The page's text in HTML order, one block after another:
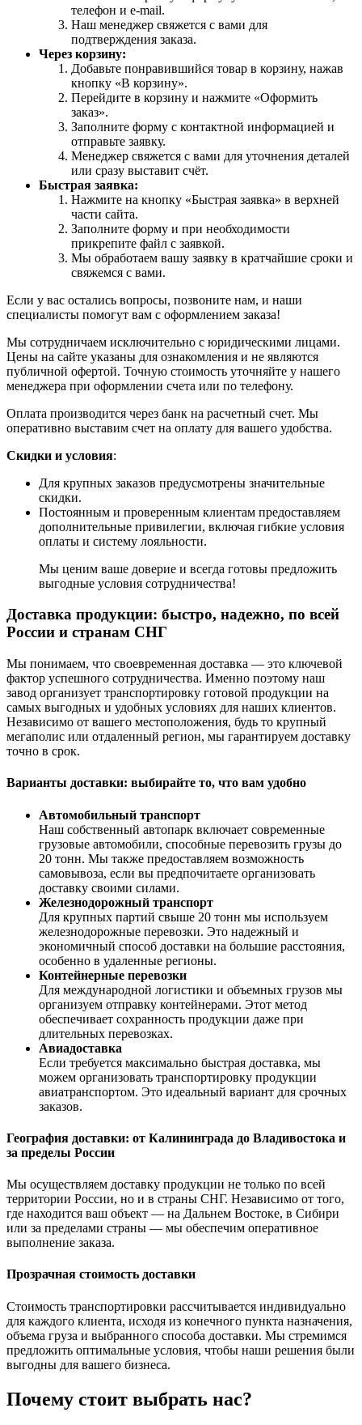
телефон и e-mail.
Наш менеджер свяжется с вами для
подтверждения заказа.
Через корзину:
Добавьте понравившийся товар в корзину, нажав
кнопку «В корзину».
Перейдите в корзину и нажмите «Оформить
заказ».
Заполните форму с контактной информацией и
отправьте заявку.
Менеджер свяжется с вами для уточнения деталей
или сразу выставит счёт.
Быстрая заявка:
Нажмите на кнопку «Быстрая заявка» в верхней
части сайта.
Заполните форму и при необходимости
прикрепите файл с заявкой.
Мы обработаем вашу заявку в кратчайшие сроки и
свяжемся с вами.
Если у вас остались вопросы, позвоните нам, и наши
специалисты помогут вам с оформлением заказа!
Мы сотрудничаем исключительно с юридическими лицами.
Цены на сайте указаны для ознакомления и не являются
публичной офертой. Точную стоимость уточняйте у нашего
менеджера при оформлении счета или по телефону.
Оплата производится через банк на расчетный счет. Мы
оперативно выставим счет на оплату для вашего удобства.
Скидки и условия:
Для крупных заказов предусмотрены значительные
скидки.
Постоянным и проверенным клиентам предоставляем
дополнительные привилегии, включая гибкие условия
оплаты и систему лояльности.
Мы ценим ваше доверие и всегда готовы предложить
выгодные условия сотрудничества!
Доставка продукции: быстро, надежно, по всей
России и странам СНГ
Мы понимаем, что своевременная доставка — это ключевой
фактор успешного сотрудничества. Именно поэтому наш
завод организует транспортировку готовой продукции на
самых выгодных и удобных условиях для наших клиентов.
Независимо от вашего местоположения, будь то крупный
мегаполис или отдаленный регион, мы гарантируем доставку
точно в срок.
Варианты доставки: выбирайте то, что вам удобно
Автомобильный транспорт
Наш собственный автопарк включает современные
грузовые автомобили, способные перевозить грузы до
20 тонн. Мы также предоставляем возможность
самовывоза, если вы предпочитаете организовать
доставку своими силами.
Железнодорожный транспорт
Для крупных партий свыше 20 тонн мы используем
железнодорожные перевозки. Это надежный и
экономичный способ доставки на большие расстояния,
особенно в удаленные регионы.
Контейнерные перевозки
Для международной логистики и объемных грузов мы
организуем отправку контейнерами. Этот метод
обеспечивает сохранность продукции даже при
длительных перевозках.
Авиадоставка
Если требуется максимально быстрая доставка, мы
можем организовать транспортировку продукции
авиатранспортом. Это идеальный вариант для срочных
заказов.
География доставки: от Калининграда до Владивостока и
за пределы России
Мы осуществляем доставку продукции не только по всей
территории России, но и в страны СНГ. Независимо от того,
где находится ваш объект — на Дальнем Востоке, в Сибири
или за пределами страны — мы обеспечим оперативное
выполнение заказа.
Прозрачная стоимость доставки
Стоимость транспортировки рассчитывается индивидуально
для каждого клиента, исходя из конечного пункта назначения,
объема груза и выбранного способа доставки. Мы стремимся
предложить оптимальные условия, чтобы наши решения были
выгодны для вашего бизнеса.
Почему стоит выбрать нас?